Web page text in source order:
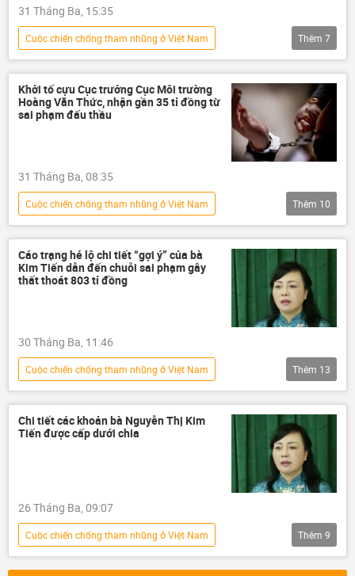
31 Tháng Ba, 15:35
Сuộc chiến chống tham nhũng ở Việt Nam
Việt Nam
thông tin
tham nhũng
Tham ô tài sản
tham ô
vi phạm
Pháp luật
Thêm 7
Khởi tố cựu Cục trưởng Cục Môi trường
Hoàng Văn Thức, nhận gần 35 tỉ đồng từ
sai phạm đấu thầu
31 Tháng Ba, 08:35
Сuộc chiến chống tham nhũng ở Việt Nam
Việt Nam
thông tin
môi trường
sinh thái-môi trường
Bộ Tài nguyên và Môi trường
Bộ Công an Việt Nam
Thêm 10
Cáo trạng hé lộ chi tiết “gợi ý” của bà
Kim Tiến dẫn đến chuỗi sai phạm gây
thất thoát 803 tỉ đồng
30 Tháng Ba, 11:46
Сuộc chiến chống tham nhũng ở Việt Nam
Việt Nam
thông tin
y tế
Bộ Y Tế Việt Nam
AIC
tổng thầu
nhà thầu
đấu thầu
Thêm 13
Chi tiết các khoản bà Nguyễn Thị Kim
Tiến được cấp dưới chia
26 Tháng Ba, 09:07
Сuộc chiến chống tham nhũng ở Việt Nam
Việt Nam
tham nhũng vặt
Thêm 9